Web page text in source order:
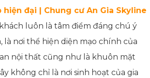
hiện đại | Chung cư An Gia Skyline
luôn là tâm điểm đáng chú ý
là nơi thể hiện diện mạo chính của
nội thất cũng như là khuôn mặt
không chỉ là nơi sinh hoạt của gia